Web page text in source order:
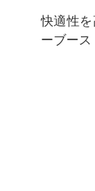
快適性
ーブース